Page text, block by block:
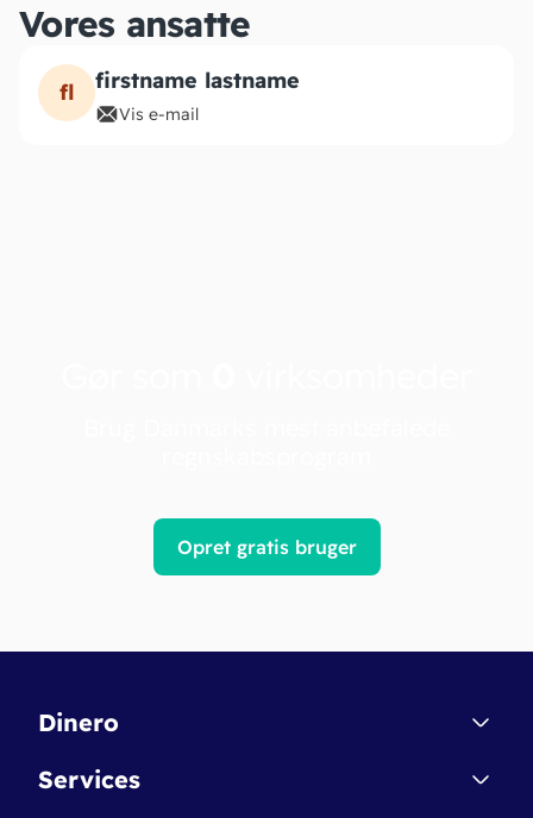
Vores ansatte
fl firstname lastname
Vis e-mail
Opret gratis bruger
Dinero
Kontakt
Services